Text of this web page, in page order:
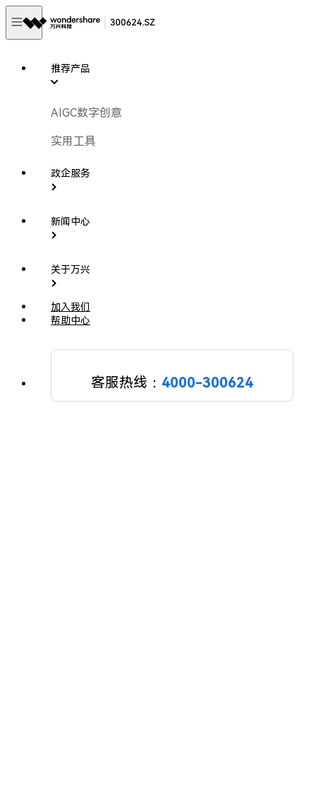
推荐产品
AIGC数字创意
实用工具
政企服务
新闻中心
关于万兴
加入我们
帮助中心
客服热线： 4000-300624